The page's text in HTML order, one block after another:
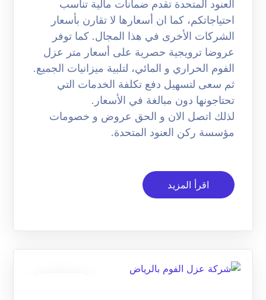
العنود المتحدة تقدم ضمانات مالية تناسب
احتياجاتكم، كما ان أسعارها لا تقارن بأسعار
الشركات الأخرى في هذا المجال. كما توفر
عروضا ترويجية حصرية على أسعار متر عزل
الفوم الحراري و المائي، لتلبية ميزانيات الجميع.
ثم سعى لتسهيل دفع تكلفة الخدمات التي
تحتاجونها دون مبالغة في الأسعار.
لذلك اتصل الان و الحق عروض و خصومات
مؤسسة ركن العنود المتحدة.
اقرأ المزيد